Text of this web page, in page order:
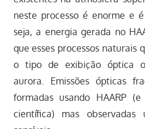
neste processo é enorme e
seja, a energia gerada no
que esses processos naturais
o tipo de exibição óptica
aurora. Emissões ópticas
formadas usando HAARP
científica) mas observadas